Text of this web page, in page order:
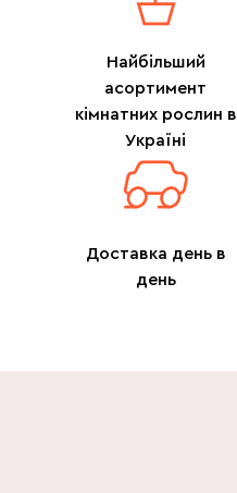
Найбільший
асортимент
кімнатних рослин в
Україні
Доставка день в
день